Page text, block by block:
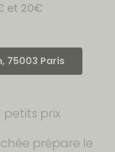
et 20€
75003 Paris
petits prix
prépare le